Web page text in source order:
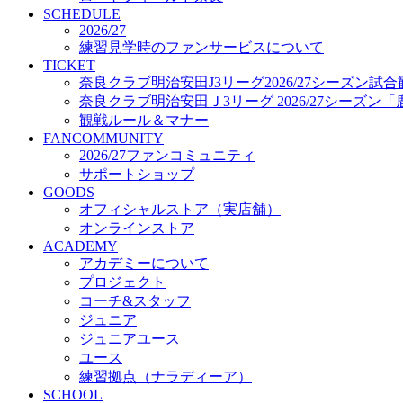
プロジェクト
コーチ&スタッフ
ジュニア
ジュニアユース
ユース
練習拠点（ナラディーア）
SCHOOL
CLUB
2026/27 パートナー企業
パートナー募集
クラブ理念
クラブ情報
サステナビリティ
Web制作支援
応援プロジェクト
SCHEDULE
2026/27
練習見学時のファンサービスについて
TICKET
奈良クラブ明治安田J3リーグ2026/27シーズン試合
奈良クラブ明治安田Ｊ3リーグ 2026/27シーズン「
観戦ルール＆マナー
FANCOMMUNITY
2026/27ファンコミュニティ
サポートショップ
GOODS
オフィシャルストア（実店舗）
オンラインストア
ACADEMY
アカデミーについて
プロジェクト
コーチ&スタッフ
ジュニア
ジュニアユース
ユース
練習拠点（ナラディーア）
SCHOOL